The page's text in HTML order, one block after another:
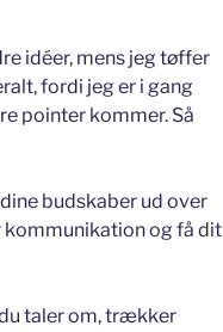
idéer, mens jeg tøffer
fordi jeg er i gang
pointer kommer. Så
budskaber ud over
kommunikation og få dit
du taler om, trækker